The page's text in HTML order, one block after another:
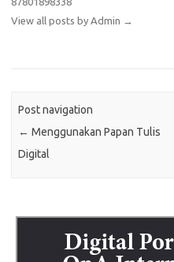
View all posts by Admin →
Post navigation
← Menggunakan Papan Tulis
Digital